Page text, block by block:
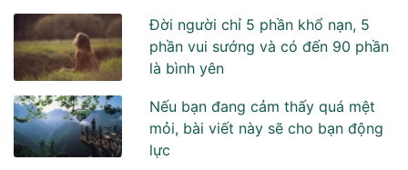
Đời người chỉ 5 phần khổ nạn, 5
phần vui sướng và có đến 90 phần
là bình yên
Nếu bạn đang cảm thấy quá mệt
mỏi, bài viết này sẽ cho bạn động
lực